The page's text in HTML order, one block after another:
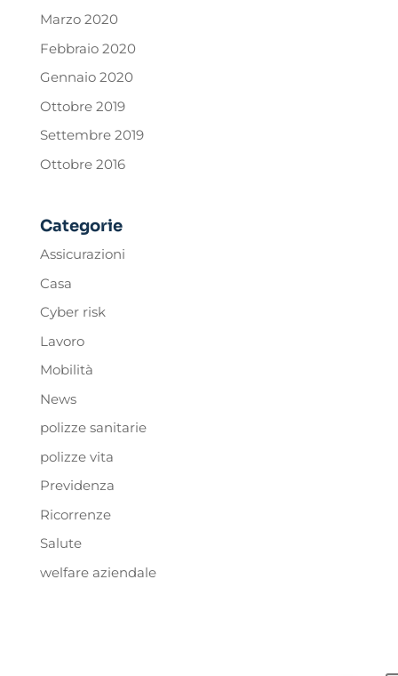
Marzo 2020
Febbraio 2020
Gennaio 2020
Ottobre 2019
Settembre 2019
Ottobre 2016
Categorie
Assicurazioni
Casa
Cyber risk
Lavoro
Mobilità
News
polizze sanitarie
polizze vita
Previdenza
Ricorrenze
Salute
welfare aziendale